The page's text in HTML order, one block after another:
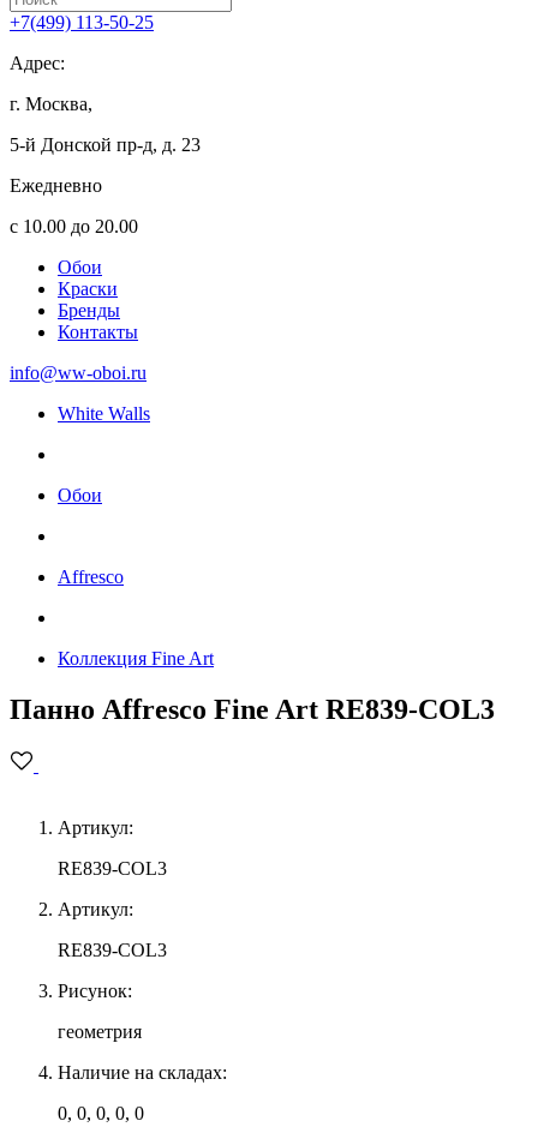
+7(499) 113-50-25
Адрес:
г. Москва,
5-й Донской пр-д, д. 23
Ежедневно
с 10.00 до 20.00
Обои
Краски
Бренды
Контакты
info@ww-oboi.ru
White Walls
Обои
Affresco
Коллекция Fine Art
Панно Affresco Fine Art RE839-COL3
Артикул:
RE839-COL3
Артикул:
RE839-COL3
Рисунок:
геометрия
Наличие на складах:
0, 0, 0, 0, 0